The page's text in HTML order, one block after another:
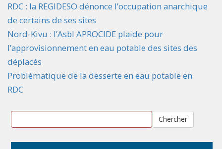
RDC : la REGIDESO dénonce l’occupation anarchique
de certains de ses sites
Nord-Kivu : l’Asbl APROCIDE plaide pour
l’approvisionnement en eau potable des sites des
déplacés
Problématique de la desserte en eau potable en
RDC
Chercher